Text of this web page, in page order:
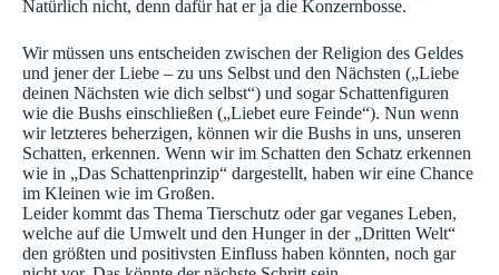
Natürlich nicht, denn dafür hat er ja die Konzernbosse.
Wir müssen uns entscheiden zwischen der Religion des Geldes
und jener der Liebe – zu uns Selbst und den Nächsten („Liebe
deinen Nächsten wie dich selbst“) und sogar Schattenfiguren
wie die Bushs einschließen („Liebet eure Feinde“). Nun wenn
wir letzteres beherzigen, können wir die Bushs in uns, unseren
Schatten, erkennen. Wenn wir im Schatten den Schatz erkennen
wie in „Das Schattenprinzip“ dargestellt, haben wir eine Chance
im Kleinen wie im Großen.
Leider kommt das Thema Tierschutz oder gar veganes Leben,
welche auf die Umwelt und den Hunger in der „Dritten Welt“
den größten und positivsten Einfluss haben könnten, noch gar